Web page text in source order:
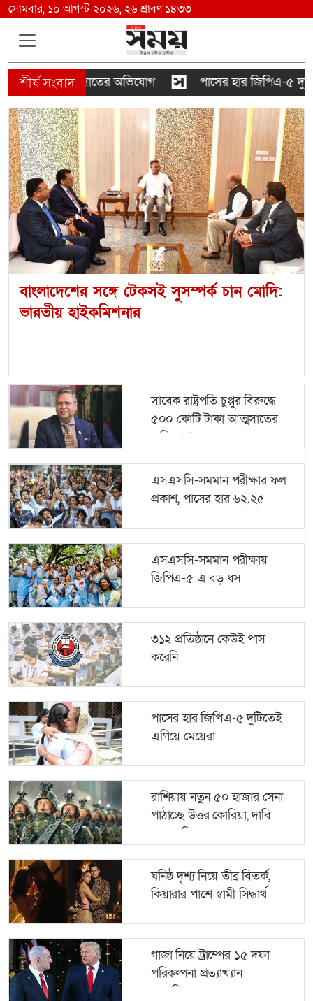
সোমবার, ১০ আগস্ট ২০২৬, ২৬ শ্রাবণ ১৪৩৩
অভিযোগ পাসের হার জিপিএ-৫ দুটিতেই এগিয়ে মেয়েরা
বাংলাদেশের সঙ্গে টেকসই সুসম্পর্ক চান মোদি:
ভারতীয় হাইকমিশনার
সাবেক রাষ্ট্রপতি চুপ্পুর বিরুদ্ধে
৫০০ কোটি টাকা আত্মসাতের
অভিযোগ
এসএসসি-সমমান পরীক্ষার ফল
প্রকাশ, পাসের হার ৬২.২৫
শতাংশ
এসএসসি-সমমান পরীক্ষায়
জিপিএ-৫ এ বড় ধস
৩১২ প্রতিষ্ঠানে কেউই পাস
করেনি
পাসের হার জিপিএ-৫ দুটিতেই
এগিয়ে মেয়েরা
রাশিয়ায় নতুন ৫০ হাজার সেনা
পাঠাচ্ছে উত্তর কোরিয়া, দাবি
জেলেনস্কির
ঘনিষ্ঠ দৃশ্য নিয়ে তীব্র বিতর্ক,
কিয়ারার পাশে স্বামী সিদ্ধার্থ
গাজা নিয়ে ট্রাম্পের ১৫ দফা
পরিকল্পনা প্রত্যাখ্যান
নেতানিয়াহুর